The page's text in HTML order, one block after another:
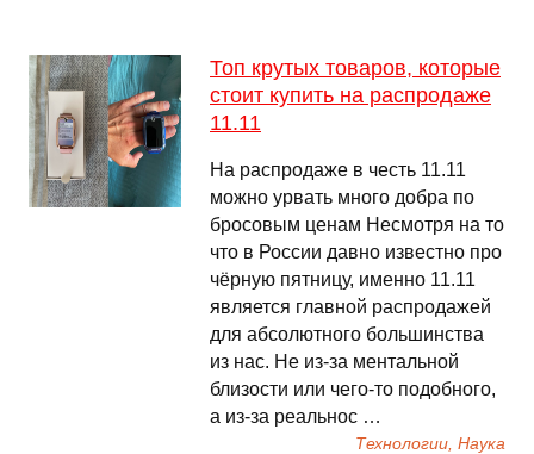
Топ крутых товаров, которые
стоит купить на распродаже
11.11
На распродаже в честь 11.11
можно урвать много добра по
бросовым ценам Несмотря на то
что в России давно известно про
чёрную пятницу, именно 11.11
является главной распродажей
для абсолютного большинства
из нас. Не из-за ментальной
близости или чего-то подобного,
а из-за реальнос …
Технологии, Наука